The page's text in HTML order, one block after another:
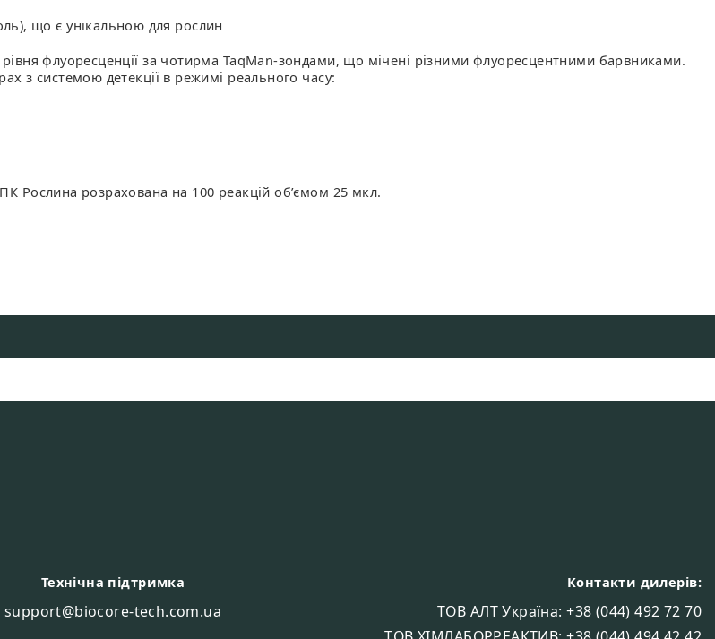
що є унікальною для рослин
рівня флуоресценції за чотирма TaqMan-зондами, що мічені різними флуоресцентними барвниками.
з системою детекції в режимі реального часу:
Рослина розрахована на 100 реакцій об’ємом 25 мкл.
Технічна підтримка
support@biocore-tech.com.ua
Контакти дилерів:
ТОВ АЛТ Україна: +38 (044) 492 72 70